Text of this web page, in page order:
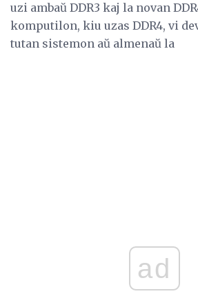
uzi ambaŭ DDR3 kaj la novan
komputilon, kiu uzas DDR4, vi
tutan sistemon aŭ almenaŭ la
ad